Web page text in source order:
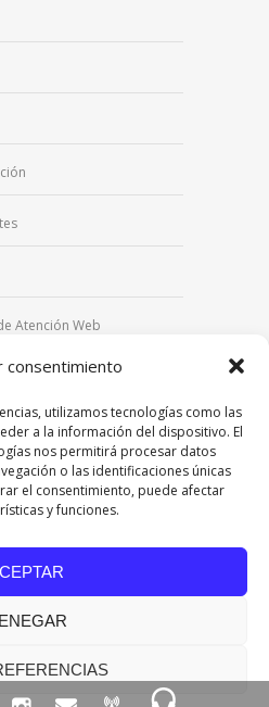
consentimiento
utilizamos tecnologías como las
a la información del dispositivo. El
nos permitirá procesar datos
o las identificaciones únicas
el consentimiento, puede afectar
y funciones.
Atención Web
Jurídica Resolución
mayo de 1982
en Alta Calidad
Educación Nacional.